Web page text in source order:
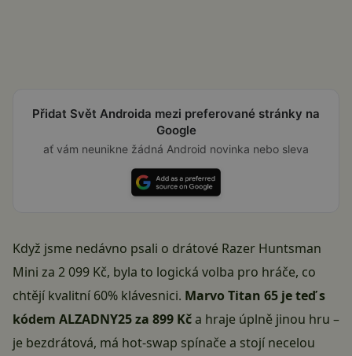
Přidat Svět Androida mezi preferované stránky na
Google
ať vám neunikne žádná Android novinka nebo sleva
Když jsme nedávno psali o drátové Razer Huntsman
Mini za 2 099 Kč, byla to logická volba pro hráče, co
chtějí kvalitní 60% klávesnici. Marvo Titan 65 je teď s
kódem ALZADNY25 za 899 Kča hraje úplně jinou hru –
je bezdrátová, má hot-swap spínače a stojí necelou